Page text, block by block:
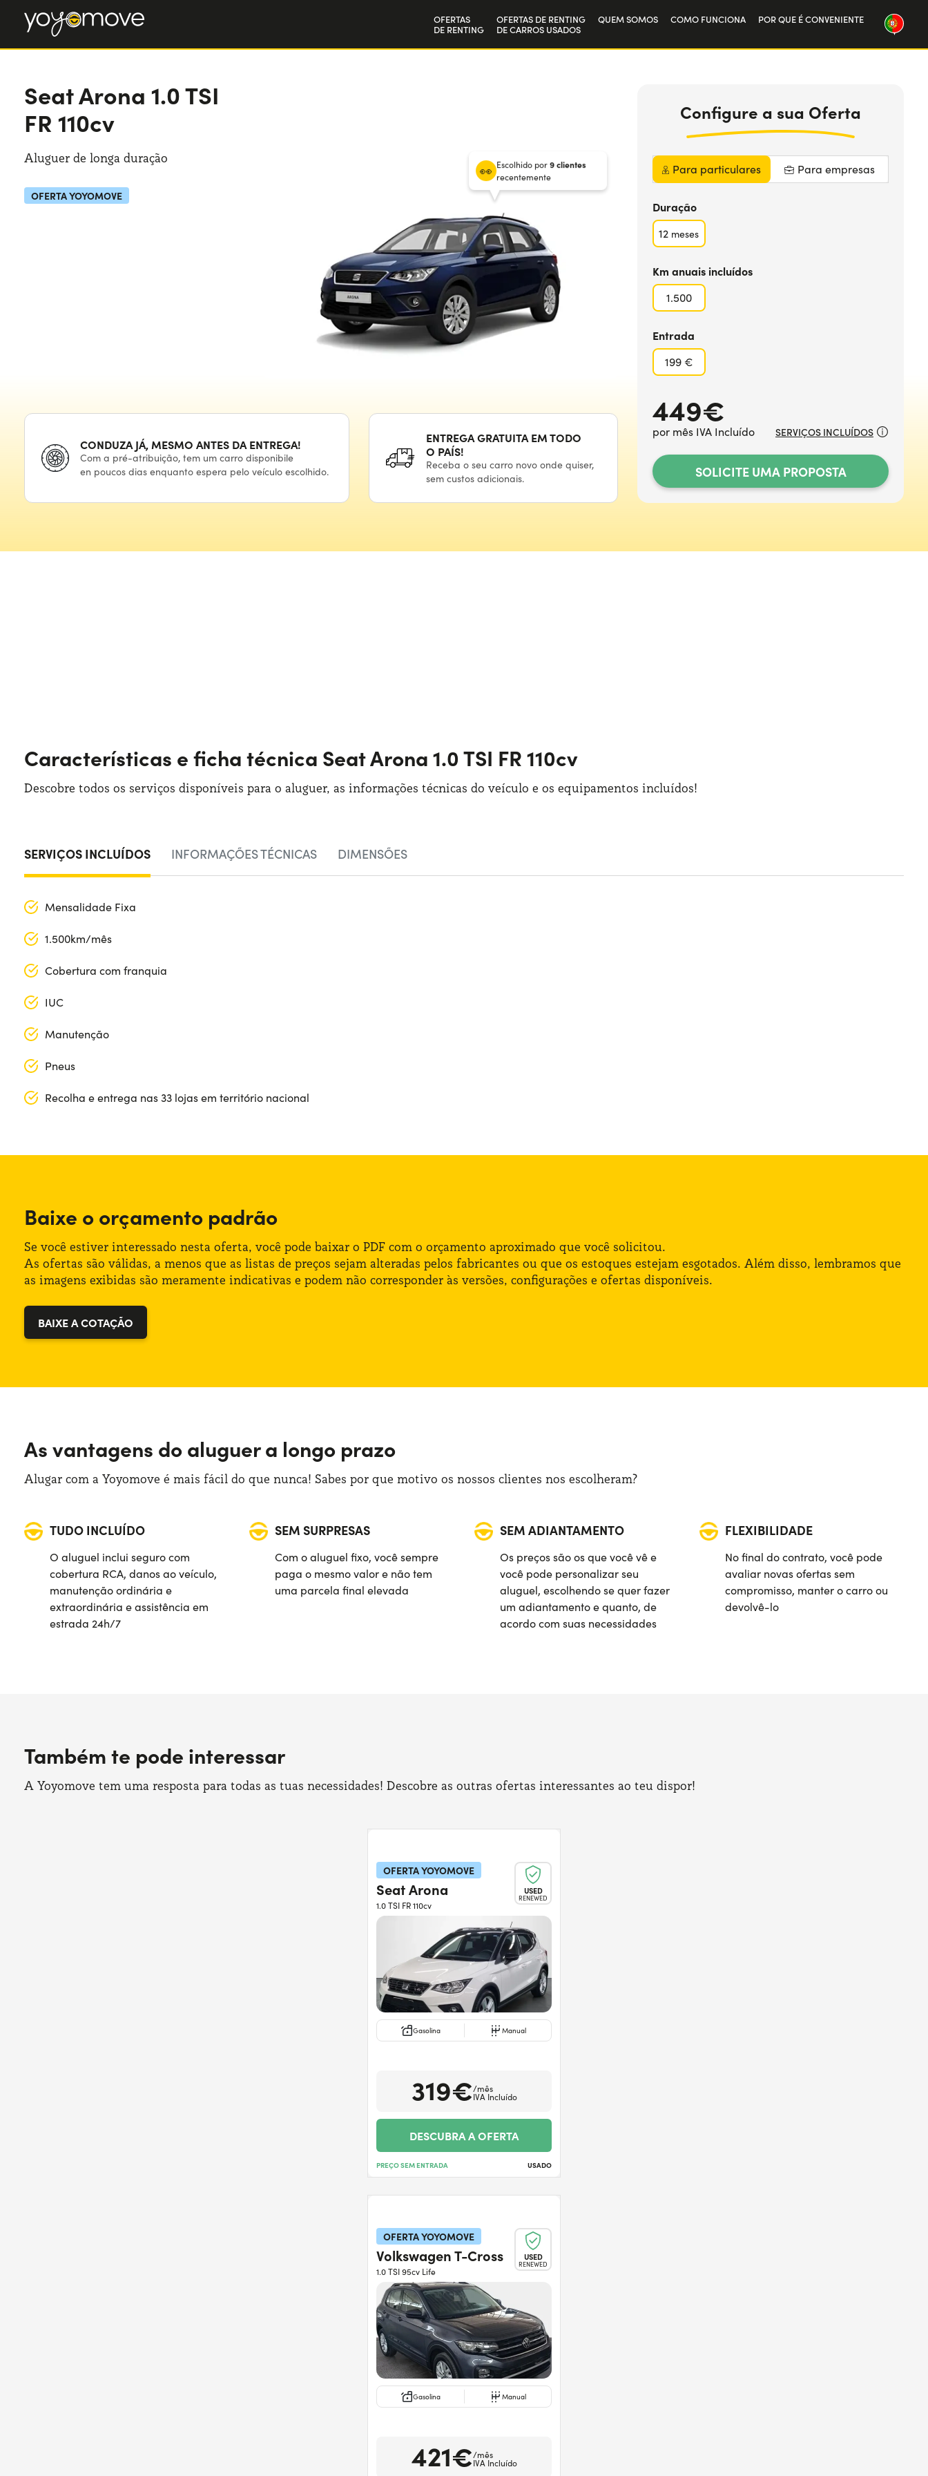
OFERTAS
DE RENTING
OFERTAS DE RENTING
DE CARROS USADOS
QUEM SOMOS COMO FUNCIONA POR QUE É CONVENIENTE
1.0 TSI FR 110cv
Escolhido por9 clientes
recentemente
OFERTA YOYOMOVE
Seat Arona 1.0 TSI
FR 110cv
Aluguer de longa duração
Configure a sua Oferta
Para particulares Para empresas
Duração
12 meses
Km anuais incluídos
1.500
Entrada
199 €
449€
por mês IVA Incluído
SOLICITE UMA PROPOSTA
SERVIÇOS INCLUÍDOS
CONDUZA JÁ, MESMO ANTES DA ENTREGA!
Com a pré-atribuição, tem um carro disponibile
en poucos dias enquanto espera pelo veículo escolhido.
ENTREGA GRATUITA EM TODO
O PAÍS!
Recebao seu carro novo onde quiser,
sem custos adicionais.
Características e ficha técnica Seat Arona 1.0 TSI FR 110cv
Descobre todos os serviços disponíveis para o aluguer, as informações técnicas do veículo e os equipamentos incluídos!
SERVIÇOS INCLUÍDOS INFORMAÇÕES TÉCNICAS DIMENSÕES
Mensalidade Fixa
1.500km/mês
Cobertura com franquia
IUC
Manutenção
Pneus
Recolha e entrega nas 33 lojas em território nacional
Trasmissão: Manual
Tração: Anterior
Numero de lugares: 5
Potência: 110 CV
Bagageira (máx): 1100 lt
Bagageira (mín): 400 lt
Baixe o orçamento padrão
Se você estiver interessado nesta oferta, você pode baixar o PDF com o orçamento aproximado que você solicitou.
As ofertas são válidas, a menos que as listas de preços sejam alteradas pelos fabricantes ou que os estoques estejam esgotados. Além disso, lembramos que
as imagens exibidas são meramente indicativas e podem não corresponder às versões, configurações e ofertas disponíveis.
BAIXE A COTAÇÃO
As vantagens do aluguer a longo prazo
Alugar com a Yoyomove é mais fácil do que nunca! Sabes por que motivo os nossos clientes nos escolheram?
TUDO INCLUÍDO
O aluguel inclui seguro com
cobertura RCA, danos ao veículo,
manutenção ordinária e
extraordinária e assistência em
estrada 24h/7
SEM SURPRESAS
Com o aluguel fixo, você sempre
paga o mesmo valor e não tem
uma parcela final elevada
SEM ADIANTAMENTO
Os preços são os que você vê e
você pode personalizar seu
aluguel, escolhendo se quer fazer
um adiantamento e quanto, de
acordo com suas necessidades
FLEXIBILIDADE
No final do contrato, você pode
avaliar novas ofertas sem
compromisso, manter o carro ou
devolvê-lo
Também te pode interessar
A Yoyomove tem uma resposta para todas as tuas necessidades! Descobre as outras ofertas interessantes ao teu dispor!
OFERTA YOYOMOVE
USED
RENEWED
Seat Arona
1.0 TSI FR 110cv
Gasolina Manual
319€/mês
IVA Incluído
DESCUBRA A OFERTA
PREÇO SEM ENTRADA USADO
OFERTA YOYOMOVE
USED
RENEWED
Volkswagen T-Cross
1.0 TSI 95cv Life
Gasolina Manual
421€/mês
IVA Incluído